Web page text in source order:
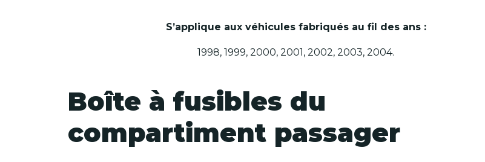
S’applique aux véhicules fabriqués au fil des ans :
1998, 1999, 2000, 2001, 2002, 2003, 2004.
Boîte à fusibles du
compartiment passager